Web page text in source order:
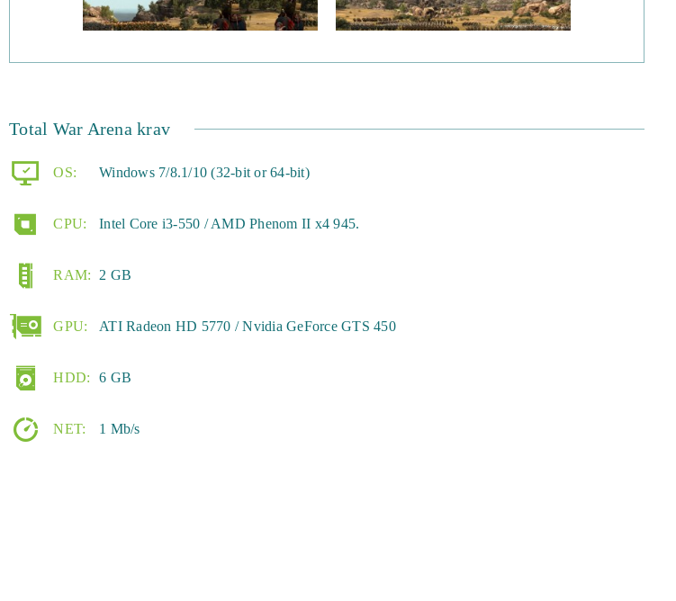
Total War Arena krav
OS: Windows 7/8.1/10 (32-bit or 64-bit)
CPU: Intel Core i3-550 / AMD Phenom II x4 945.
RAM: 2 GB
GPU: ATI Radeon HD 5770 / Nvidia GeForce GTS 450
HDD: 6 GB
NET: 1 Mb/s